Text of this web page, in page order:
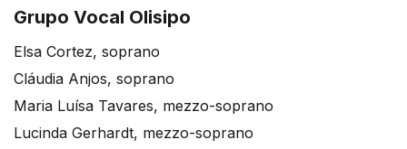
Grupo Vocal Olisipo
Elsa Cortez, soprano
Cláudia Anjos, soprano
Maria Luísa Tavares, mezzo-soprano
Lucinda Gerhardt, mezzo-soprano